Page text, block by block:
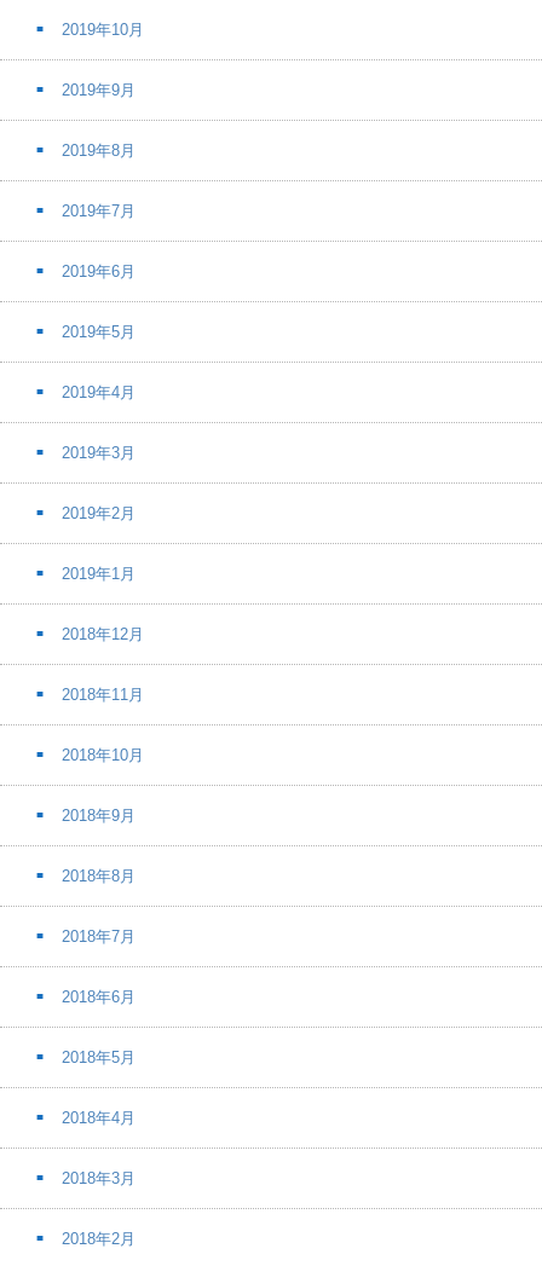
2019年10月
2019年9月
2019年8月
2019年7月
2019年6月
2019年5月
2019年4月
2019年3月
2019年2月
2019年1月
2018年12月
2018年11月
2018年10月
2018年9月
2018年8月
2018年7月
2018年6月
2018年5月
2018年4月
2018年3月
2018年2月